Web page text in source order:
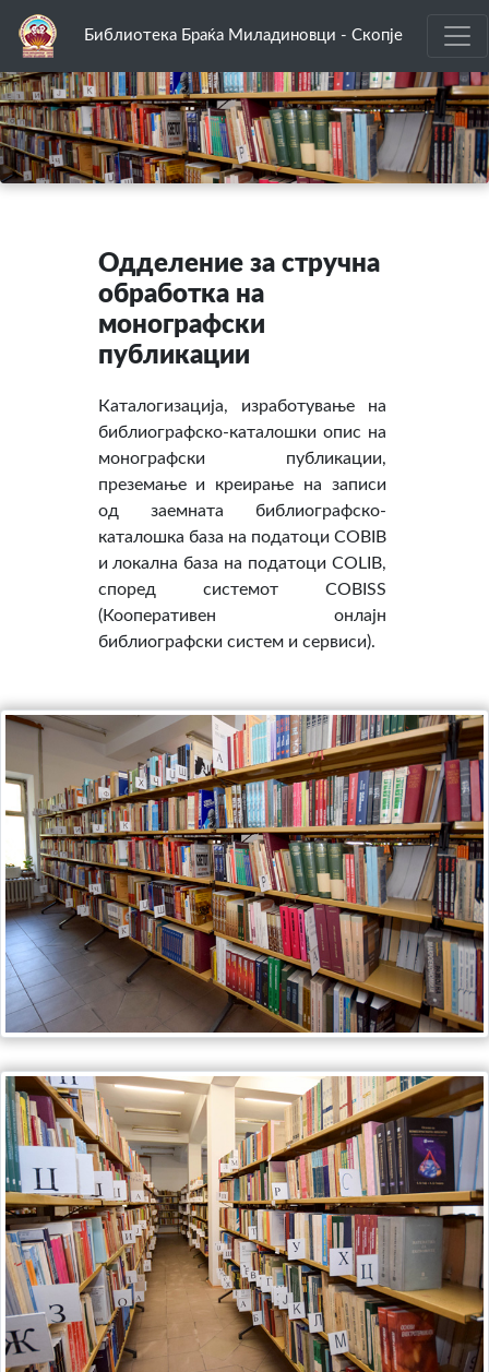
Библиотека Браќа Миладиновци - Скопје
Одделение за стручна
обработка на
монографски
публикации
Каталогизација, изработување на
библиографско-каталошки опис на
монографски публикации,
преземање и креирање на записи
од заемната библиографско-
каталошка база на податоци COBIB
и локална база на податоци COLIB,
според системот COBISS
(Кооперативен онлајн
библиографски систем и сервиси).